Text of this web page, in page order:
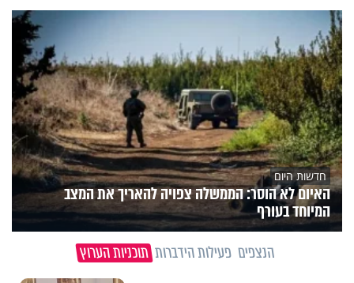
חדשות היום
האיום לא הוסר: הממשלה צפויה להאריך את המצב
המיוחד בעורף
הנצפים פעילות הידברות תוכניות הערוץ